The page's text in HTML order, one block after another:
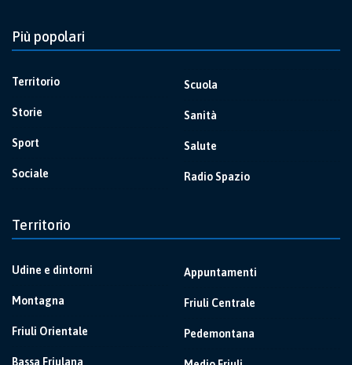
Più popolari
Territorio
Storie
Sport
Sociale
Scuola
Sanità
Salute
Radio Spazio
Territorio
Udine e dintorni
Montagna
Friuli Orientale
Bassa Friulana
Appuntamenti
Friuli Centrale
Pedemontana